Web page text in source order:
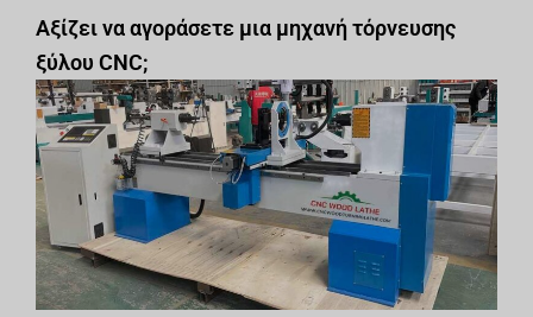
Αξίζει να αγοράσετε μια μηχανή τόρνευσης
ξύλου CNC;